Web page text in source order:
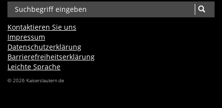
Kontaktieren Sie uns
Impressum
Datenschutzerklärung
Barrierefreiheits­erklärung
Leichte Sprache
© 2026 Kaiserslautern.de